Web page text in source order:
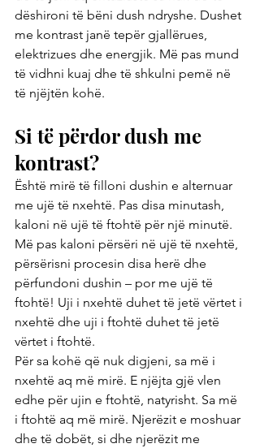
dëshironi të bëni dush ndryshe. Dushet
me kontrast janë tepër gjallërues,
elektrizues dhe energjik. Më pas mund
të vidhni kuaj dhe të shkulni pemë në
të njëjtën kohë.
Si të përdor dush me
kontrast?
Është mirë të filloni dushin e alternuar
me ujë të nxehtë. Pas disa minutash,
kaloni në ujë të ftohtë për një minutë.
Më pas kaloni përsëri në ujë të nxehtë,
përsërisni procesin disa herë dhe
përfundoni dushin – por me ujë të
ftohtë! Uji i nxehtë duhet të jetë vërtet i
nxehtë dhe uji i ftohtë duhet të jetë
vërtet i ftohtë.
Për sa kohë që nuk digjeni, sa më i
nxehtë aq më mirë. E njëjta gjë vlen
edhe për ujin e ftohtë, natyrisht. Sa më
i ftohtë aq më mirë. Njerëzit e moshuar
dhe të dobët, si dhe njerëzit me